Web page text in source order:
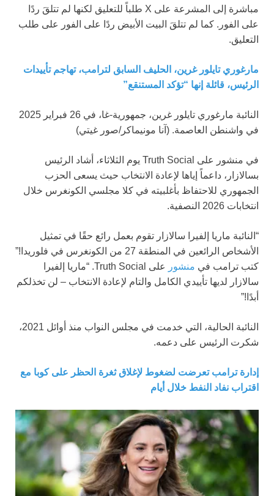
مباشرة إلى المشرعة على X طلباً للتعليق لكنها لم تتلقَ ردًا
على الفور. كما لم تتلقَ البيت الأبيض ردًا على الفور على طلب
التعليق.
مارغوري تايلور غرين، الحليف السابق لترامب، تهاجم تأييدات
الرئيس، قائلة إنها “تؤكد المستنقع”
النائبة مارغوري تايلور غرين، جمهورية-غا، في 26 فبراير 2025
في واشنطن العاصمة. (آنا مونيماكر/صور غيتي)
في منشور على Truth Social يوم الثلاثاء، أشاد الرئيس
بسالازار، داعماً إياها لإعادة الانتخاب حيث يسعى الحزب
الجمهوري للاحتفاظ بأغلبيته في كلا مجلسي الكونغرس خلال
انتخابات 2026 النصفية.
“النائبة ماريا إلفيرا سالازار تقوم بعمل رائع حقًا في تمثيل
الأشخاص الرائعين في المنطقة 27 من الكونغرس في فلوريدا!”
كتب ترامب في منشور
على Truth Social. “ماريا إلفيرا
سالازار لديها تأييدي الكامل والتام لإعادة الانتخاب – لن تخذلكم
أبدًا!”
النائبة الحالية، التي خدمت في مجلس النواب منذ أوائل 2021،
شكرت الرئيس على دعمه.
إدارة ترامب تعرضت لضغوط لإغلاق ثغرة الحظر على كوبا مع
اقتراب نفاد النفط خلال أيام